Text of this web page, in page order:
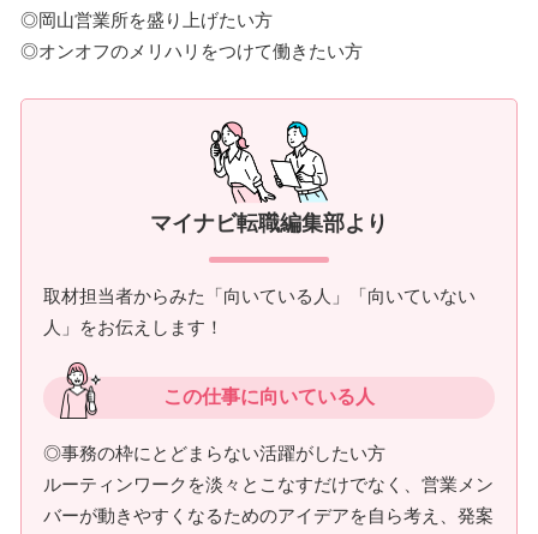
◎岡山営業所を盛り上げたい方
◎オンオフのメリハリをつけて働きたい方
マイナビ転職編集部より
取材担当者からみた「向いている人」「向いていない
人」をお伝えします！
この仕事に向いている人
◎事務の枠にとどまらない活躍がしたい方
ルーティンワークを淡々とこなすだけでなく、営業メン
バーが動きやすくなるためのアイデアを自ら考え、発案